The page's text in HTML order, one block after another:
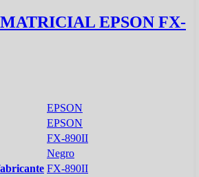
EPSON FX-
EPSON
EPSON
FX-890II
Negro
FX-890II